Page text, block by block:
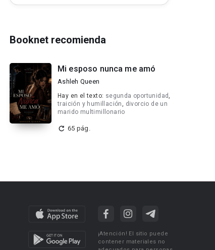
Booknet recomienda
Mi esposo nunca me amó
Ashleh Queen
Hay en el texto: segunda oportunidad,
traición y humillación, divorcio de un
marido multimillonario
65 pág.
¡Atención! El sitio puede
contener materiales no